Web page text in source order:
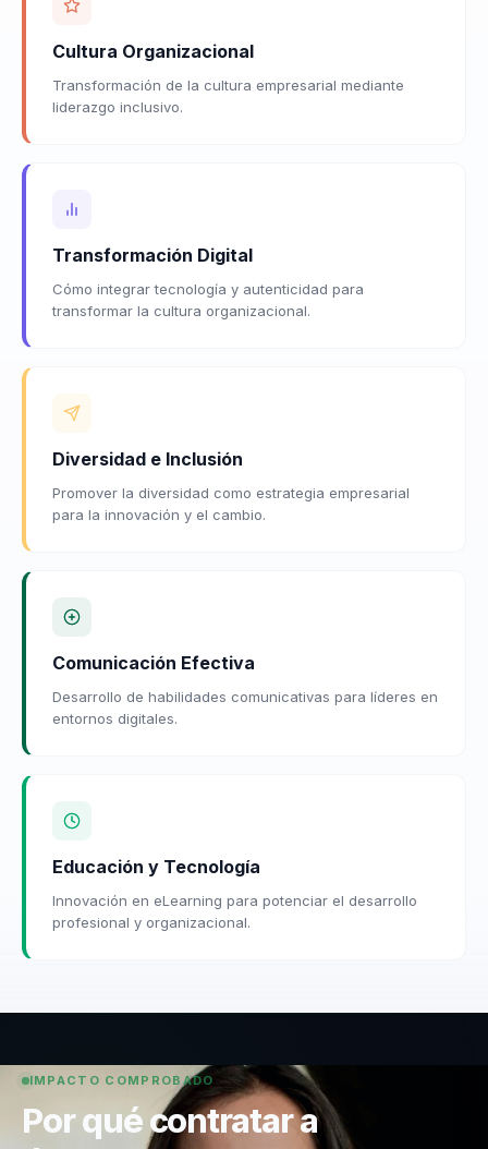
Cultura Organizacional
Transformación de la cultura empresarial mediante
liderazgo inclusivo.
Transformación Digital
Cómo integrar tecnología y autenticidad para
transformar la cultura organizacional.
Diversidad e Inclusión
Promover la diversidad como estrategia empresarial
para la innovación y el cambio.
Comunicación Efectiva
Desarrollo de habilidades comunicativas para líderes en
entornos digitales.
Educación y Tecnología
Innovación en eLearning para potenciar el desarrollo
profesional y organizacional.
IMPACTO COMPROBADO
Por qué contratar a